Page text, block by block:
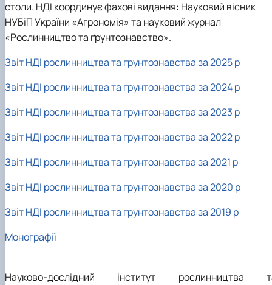
столи. НДІ координує фахові видання: Науковий вісник
НУБіП України «Агрономія» та науковий журнал
«Рослинництво та ґрунтознавство».
Звіт НДІ рослинництва та грунтознавства за 2025 р
Звіт НДІ рослинництва та грунтознавства за 2024 р
Звіт НДІ рослинництва та грунтознавства за 2023 р
Звіт НДІ рослинництва та грунтознавства за 2022 р
Звіт НДІ рослинництва та грунтознавства за 2021 р
Звіт НДІ рослинництва та грунтознавства за 2020 р
Звіт НДІ рослинництва та грунтознавства за 2019 р
Монографії
Науково-дослідний інститут рослинництва